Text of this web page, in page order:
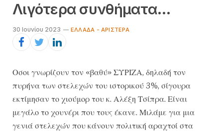
Λιγότερα συνθήματα…
30 Ιουνίου 2023 ΕΛΛΆΔΑ - ΑΡΙΣΤΕΡΆ
Οσοι γνωρίζουν τον «βαθύ» ΣΥΡΙΖΑ, δηλαδή τον
πυρήνα των στελεχών του ιστορικού 3%, σίγουρα
εκτίμησαν το χιούμορ του κ. Αλέξη Τσίπρα. Είναι
μεγάλο το χουνέρι που τους έκανε. Μιλάμε για μια
γενιά στελεχών που κάνουν πολιτική αραχτοί στα